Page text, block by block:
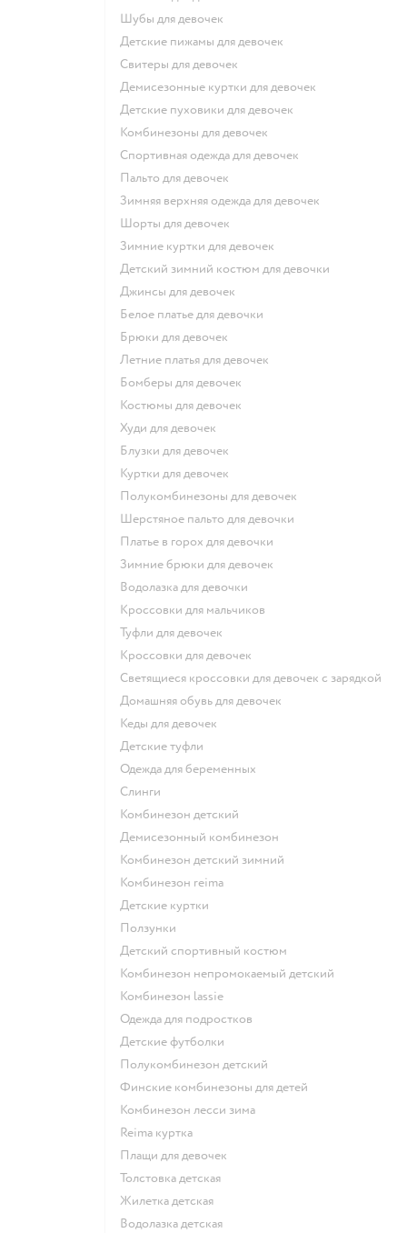
Шубы для девочек
Детские пижамы для девочек
Свитеры для девочек
Демисезонные куртки для девочек
Детские пуховики для девочек
Комбинезоны для девочек
Спортивная одежда для девочек
Пальто для девочек
Зимняя верхняя одежда для девочек
Шорты для девочек
Зимние куртки для девочек
Детский зимний костюм для девочки
Джинсы для девочек
Белое платье для девочки
Брюки для девочек
Летние платья для девочек
Бомберы для девочек
Костюмы для девочек
Худи для девочек
Блузки для девочек
Куртки для девочек
Полукомбинезоны для девочек
Шерстяное пальто для девочки
Платье в горох для девочки
Зимние брюки для девочек
Водолазка для девочки
Кроссовки для мальчиков
Туфли для девочек
Кроссовки для девочек
Светящиеся кроссовки для девочек с зарядкой
Домашняя обувь для девочек
Кеды для девочек
Детские туфли
Одежда для беременных
Слинги
Комбинезон детский
Демисезонный комбинезон
Комбинезон детский зимний
Комбинезон reima
Детские куртки
Ползунки
Детский спортивный костюм
Комбинезон непромокаемый детский
Комбинезон lassie
Одежда для подростков
Детские футболки
Полукомбинезон детский
Финские комбинезоны для детей
Комбинезон лесси зима
Reima куртка
Плащи для девочек
Толстовка детская
Жилетка детская
Водолазка детская